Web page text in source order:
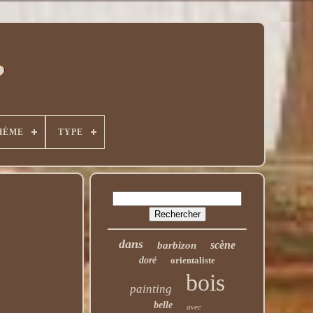
TYPE
dans barbizon scène
doré orientaliste
painting bois
belle avec